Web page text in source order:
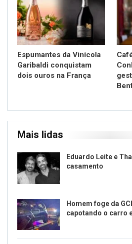
Espumantes da Vinícola
Garibaldi conquistam
dois ouros na França
Mais lidas
Eduardo Leite e
casamento
Homem foge da
capotando o carro